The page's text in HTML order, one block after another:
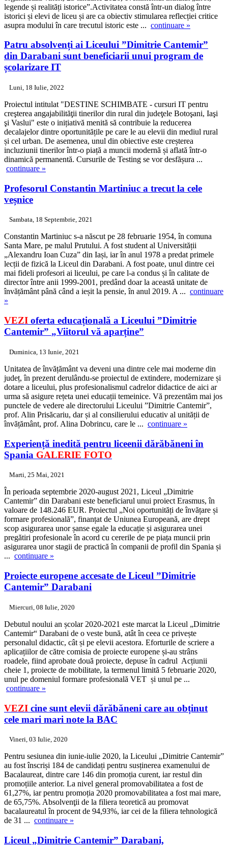
legende și realități istorice”.Activitatea constă într-un dialog între
istorici și elevi de liceu și are ca obiectiv stimularea reflecției critice
asupra modului în care trecutul istoric este ... continuare »
Patru absolvenți ai Liceului ”Dimitrie Cantemir”
din Darabani sunt beneficiarii unui program de
școlarizare IT
Luni, 18 Iulie, 2022
Proiectul intitulat "DESTINE SCHIMBATE - cursuri IT pentru
creşterea angajabilităţii tinerilor din rural din judeţele Botoşani, Iaşi
şi Vaslui" este o inițiativă menită să contribuie la reducerea
decalajelor dintre oportunitățile pe care le au elevii din mediul rural
și cel urban. De asemenea, unul din obiective este creșterea
incluziunii tinerilor într-o piață a muncii modernă și aflată într-o
dinamică permanentă. Cursurile de Testing se vor desfășura ...
continuare »
Profesorul Constantin Martiniuc a trecut la cele
veșnice
Sambata, 18 Septembrie, 2021
Constantin Martiniuc s-a născut pe 28 februarie 1954, în comuna
Santa Mare, pe malul Prutului. A fost student al Universității
„Alexandru Ioan Cuza” din Iași, iar în anul 1978 a predat primele
lecții de fizică la Liceul din Darabani. A fost poate, unul dintre cei
mai fideli profesori ai liceului, pe care l-a condus și în calitate de
director între anii 1999-2001, predând doar la această unitate de
învățământ până când a ieșit la pensie, în anul 2019. A ... continuare
»
VEZI oferta educațională a Liceului ”Dimitrie
Cantemir” „Viitorul vă aparține”
Duminica, 13 Iunie, 2021
Unitatea de învățământ va deveni una dintre cele mai moderne din
județ, în prezent derulându-se proiectul de extindere, modernizare și
dotare a liceului, plus profesionalismul cadrelor didactice de aici ar
urma să asigure rețeta unei educații temeinice. Vă prezentăm mai jos
punctele de vedere ale directorului Liceului ”Dimitrie Cantemir”,
prof. Alin Prisăcariu, dar și al consilierului educativ al unității de
învățământ, prof. Alina Dobrincu, care le ... continuare »
Experiență inedită pentru liceenii dărăbăneni în
Spania GALERIE FOTO
Marti, 25 Mai, 2021
În perioada septembrie 2020-august 2021, Liceul „Dimitrie
Cantemir” din Darabani este beneficiarul unui proiect Erasmus, în
valoare de 148.246 EUR. Proiectul „Noi oportunități de învățare și
formare profesională”, finanțat de Uniunea Europeană, are drept
scop asigurarea unor șanse egale la educație și asigurarea unei
pregătiri profesionale în acord cu cererile de pe piața muncii prin
asigurarea unor stagii de practică în companii de profil din Spania și
... continuare »
Proiecte europene accesate de Liceul ”Dimitrie
Cantemir” Darabani
Miercuri, 08 Iulie, 2020
Debutul noului an școlar 2020-2021 este marcat la Liceul „Dimitrie
Cantemir“ Darabani de o veste bună, atât în ceea ce privește
personalul didactic, cât și pe elevii acestora. Eforturile de scriere a
aplicațiilor de către comisia de proiecte europene și-au strâns
roadele, fiind aprobate două proiecte, depuse în cadrul Acțiunii
cheie 1, proiecte de mobilitate, la termenul limită 5 februarie 2020,
unul pe domeniul formare profesională VET și unul pe ...
continuare »
VEZI cine sunt elevii dărăbăneni care au obținut
cele mari mari note la BAC
Vineri, 03 Iulie, 2020
Pentru sesiunea din iunie-iulie 2020, la Liceului „Dimitrie Cantemir”
au fost înscriși 184 de candidați pentru susținerea examenului de
Bacalaureat, dintre care 146 din promoția curent, iar restul din
promoțiile anterior. La nivel general promovabilitatea a fost de
61,27%, iar pentru promoția 2020 promovabilitatea a fost mai mare,
de 65,75%. Absolvenţii de la filiera teoretică au promovat
bacalaureatul în procent de 94,93%, iar cei de la filiera tehnologică
de 31 ... continuare »
Liceul „Dimitrie Cantemir” Darabani,